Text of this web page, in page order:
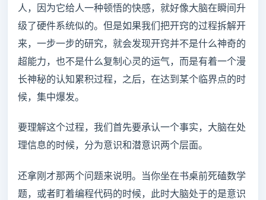
人，因为它给人一种顿悟的快感，就好像大脑在瞬间升
级了硬件系统似的。但是如果我们把开窍的过程拆解开
来，一步一步的研究，就会发现开窍并不是什么神奇的
超能力，也不是什么复制心灵的运气，而是有着一个漫
长神秘的认知累积过程，之后，在达到某个临界点的时
候，集中爆发。
要理解这个过程，我们首先要承认一个事实，大脑在处
理信息的时候，分为意识和潜意识两个层面。
还拿刚才那两个问题来说明。当你坐在书桌前死磕数学
题，或者盯着编程代码的时候，此时大脑处于的是意识